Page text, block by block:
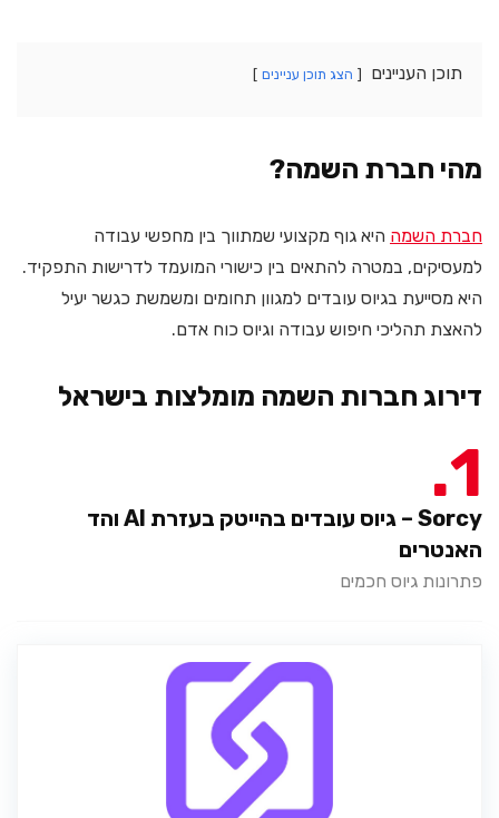
תוכן העניינים הצג תוכן עניינים
מהי חברת השמה?
חברת השמה היא גוף מקצועי שמתווך בין מחפשי עבודה
למעסיקים, במטרה להתאים בין כישורי המועמד לדרישות התפקיד.
היא מסייעת בגיוס עובדים למגוון תחומים ומשמשת כגשר יעיל
להאצת תהליכי חיפוש עבודה וגיוס כוח אדם.
דירוג חברות השמה מומלצות בישראל
1
Sorcy – גיוס עובדים בהייטק בעזרת AI והד
האנטרים
פתרונות גיוס חכמים